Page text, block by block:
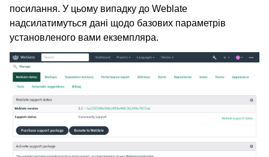
navigation of Підтримувані формати файлів
посилання. У цьому випадку до Weblate
надсилатимуться дані щодо базових параметрів
установленого вами екземпляра.